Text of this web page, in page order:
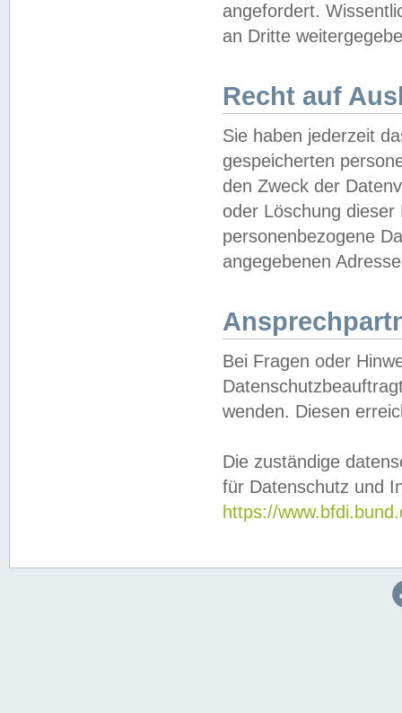
angefordert.
an Dritte
Recht auf
Sie haben jederzeit
gespeicherten
den Zweck der
oder Löschung
personenbezogene
angegebenen
Bei Fragen oder
wenden. Diesen
Die zuständige
für Datenschutz und
https://